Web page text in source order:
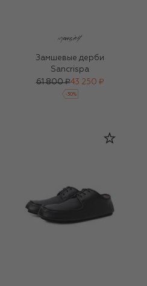
Замшевые дерби
Sancrispa
61 800 ₽43 250 ₽
-30%